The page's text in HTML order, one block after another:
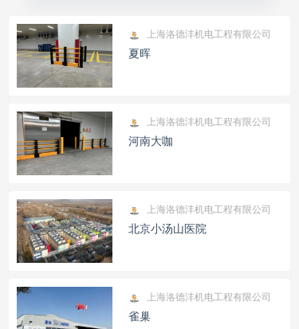
上海洛德沣机电工程有限公司
夏晖
上海洛德沣机电工程有限公司
河南大咖
上海洛德沣机电工程有限公司
北京小汤山医院
上海洛德沣机电工程有限公司
雀巢